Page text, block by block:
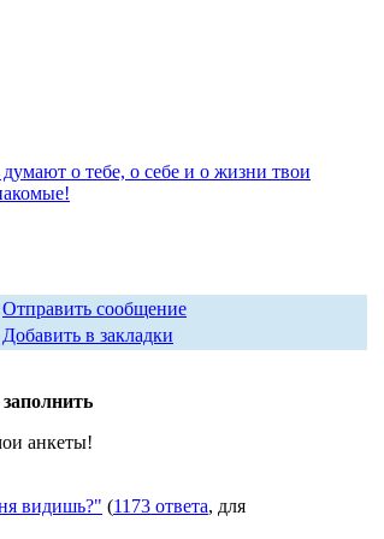
о тебе, о себе и о жизни твои
Отправить сообщение
Добавить в закладки
анкеты!
видишь?" (1173 ответа, для